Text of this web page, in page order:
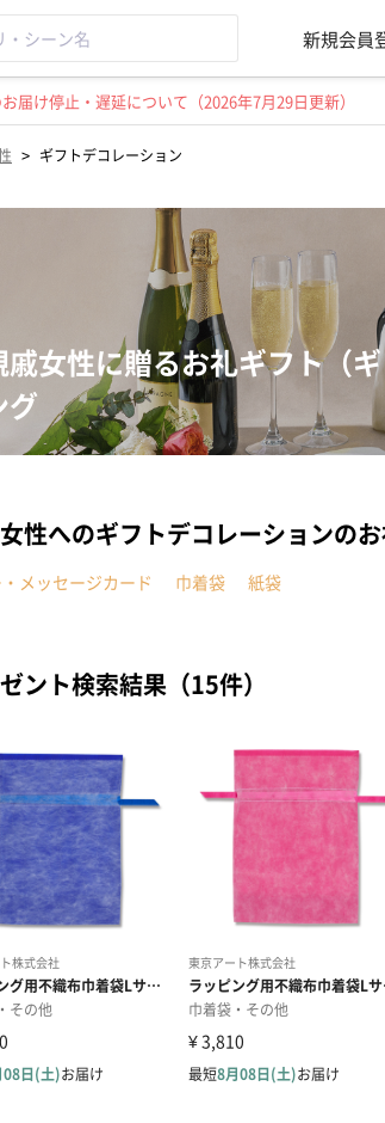
新規会員
け停止・遅延について（2026年7月29日更新）
> ギフトデコレーション
戚女性に贈るお礼ギフト（
グ
性へのギフトデコレーションの
メッセージカード 巾着袋 紙袋
ント検索結果（15件）